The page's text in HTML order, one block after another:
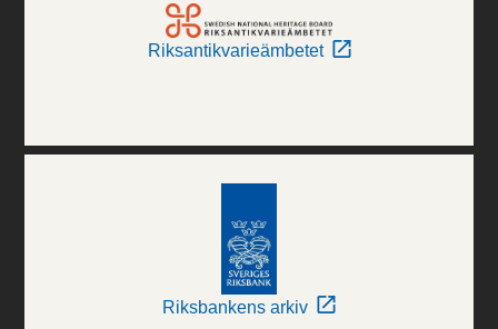
Riksantikvarieämbetet
Riksbankens arkiv